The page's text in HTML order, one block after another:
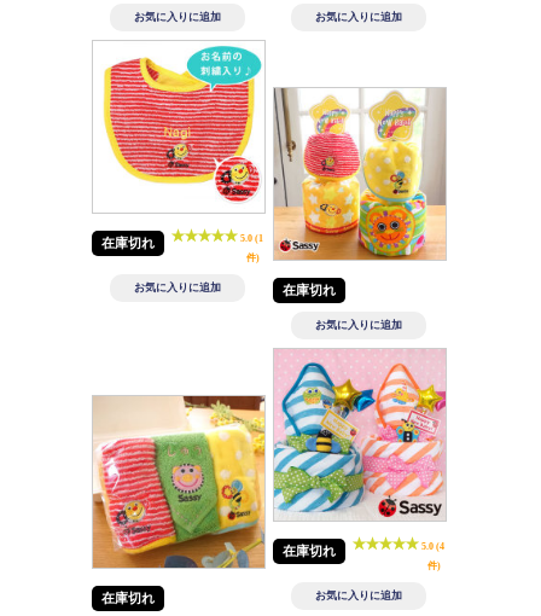
在庫切れ
5.0 (1
件)
在庫切れ
在庫切れ
在庫切れ
5.0 (4
件)